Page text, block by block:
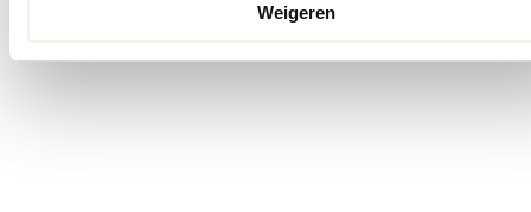
Weigeren